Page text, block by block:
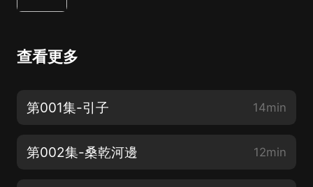
查看更多
第001集-引子 14min
第002集-桑乾河邊 12min